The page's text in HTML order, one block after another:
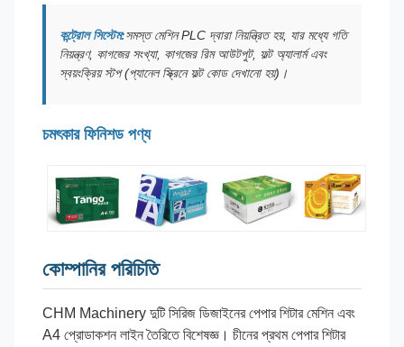
কন্ট্রোল সিস্টেম:সমস্ত মেশিন PLC দ্বারা নিয়ন্ত্রিত হয়, যার মধ্যে গতি
নিয়ন্ত্রণ, কাগজের সংখ্যা, কাগজের রিম আউটপুট, ফল্ট অ্যালার্ম এবং
স্বয়ংক্রিয় স্টপ (প্যানেল স্ক্রিনে ফল্ট কোড দেখানো হয়)।
চমৎকার ফিনিশড পণ্য
কোম্পানির পরিচিতি
CHM Machinery দুটি সিরিজ ডিজাইনের পেপার শিটার মেশিন এবং
A4 প্রোডাকশন লাইন তৈরিতে বিশেষজ্ঞ। চীনের প্রথম পেপার শিটার